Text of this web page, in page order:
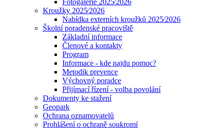
Fotogalerie 2025⁄2026
Kroužky 2025⁄2026
Nabídka externích kroužků 2025⁄2026
Školní poradenské pracoviště
Základní informace
Členové a kontakty
Program
Informace - kde najdu pomoc?
Metodik prevence
Výchovný poradce
Přijímací řízení - volba povolání
Dokumenty ke stažení
Geopark
Ochrana oznamovatelů
Prohlášení o ochraně soukromí